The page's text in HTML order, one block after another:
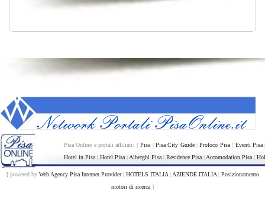
Pisa Online e portali affiliati: [Pisa | Pisa City Guide|Proloco Pisa| Eventi Pisa
Hotel in Pisa | Hotel Pisa | Alberghi Pisa | Residence Pisa | Accomodation Pisa |
[ powered by Web Agency Pisa Internet Provider| HOTELS ITALIA| AZIENDE ITALIA| Posizionamento
motori di ricerca ]